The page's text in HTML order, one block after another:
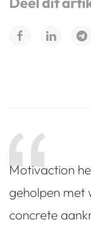
Motivaction
geholpen met
concrete